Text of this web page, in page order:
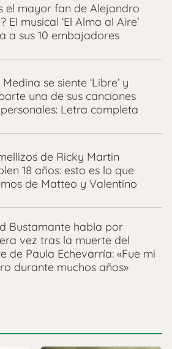
el mayor fan de Alejandro
El musical ‘El Alma al Aire’
a sus 10 embajadores
se siente ‘Libre’ y
una de sus canciones
Letra completa
de Ricky Martin
18 años: esto es lo que
de Matteo y Valentino
Bustamante habla por
vez tras la muerte del
de Paula Echevarría: «Fue mi
durante muchos años»